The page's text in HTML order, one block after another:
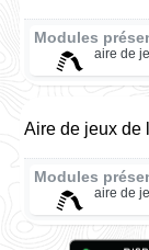
Modules
aire de
Aire de jeux de
Modules
aire de